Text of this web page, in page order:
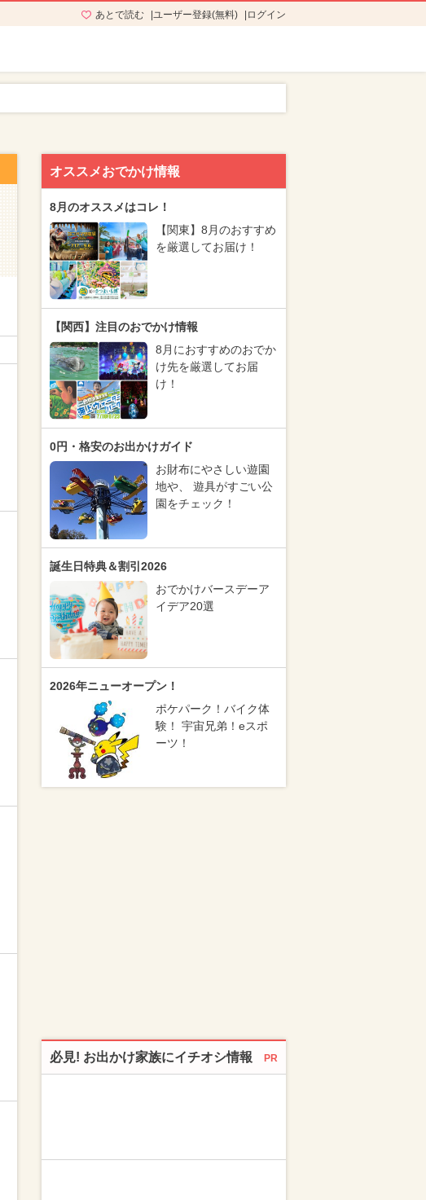
あとで読む ユーザー登録(無料) ログイン
オススメおでかけ情報
8月のオススメはコレ！
【関東】8月のおすすめ
を厳選してお届け！
【関西】注目のおでかけ情報
8月におすすめのおでか
け先を厳選してお届
け！
0円・格安のお出かけガイド
お財布にやさしい遊園
地や、 遊具がすごい公
園をチェック！
誕生日特典＆割引2026
おでかけバースデーア
イデア20選
2026年ニューオープン！
ポケパーク！バイク体
験！ 宇宙兄弟！eスポ
ーツ！
必見! お出かけ家族にイチオシ情報 PR